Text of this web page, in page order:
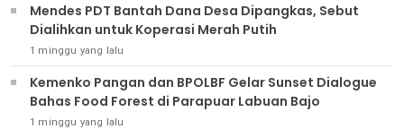
Mendes PDT Bantah Dana Desa Dipangkas, Sebut
Dialihkan untuk Koperasi Merah Putih
1 minggu yang lalu
Kemenko Pangan dan BPOLBF Gelar Sunset Dialogue
Bahas Food Forest di Parapuar Labuan Bajo
1 minggu yang lalu